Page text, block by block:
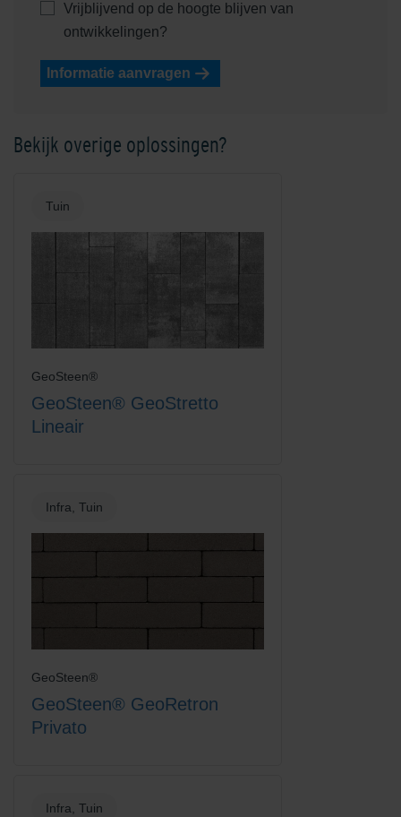
Kobalt
Rood-Zwart
Vrijblijvend op de hoogte blijven van
ontwikkelingen?
Informatie aanvragen
Bekijk overige oplossingen?
Tuin
GeoSteen®
GeoSteen® GeoStretto
Lineair
Infra, Tuin
GeoSteen®
GeoSteen® GeoRetron
Privato
Infra, Tuin